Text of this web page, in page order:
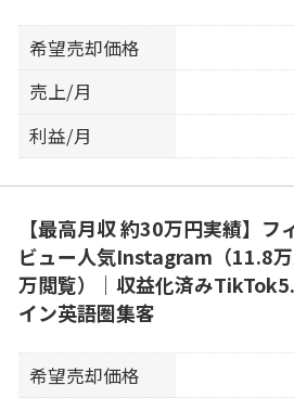
希望売却価格
売上/月
利益/月
【最高月収 約30万円実績】フ
ビュー人気Instagram（11.8
万閲覧）｜収益化済み
イン英語圏集客
希望売却価格